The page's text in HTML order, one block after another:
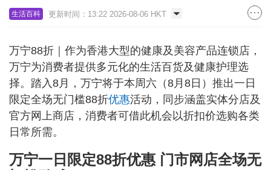
生活百科 更新时间：13:22 2026-08-06 HKT
万宁88折｜作为香港大型的健康及美容产品连锁店，
万宁为消费者提供多元化的生活百货及健康护理选
择。踏入8月，万宁将于本周六（8月8日）推出一日
限定全场无门槛88折优惠活动，同步涵盖实体分店及
官方网上商店，消费者可借此机会以折扣价选购各类
日常所需。
万宁一日限定88折优惠 门市网店全场无